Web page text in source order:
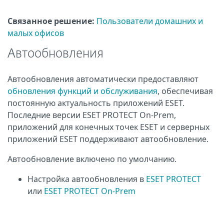
Связанное решение: Пользователи домашних и
малых офисов
Автообновления
Автообновления автоматически предоставляют
обновления функций и обслуживания, обеспечивая
постоянную актуальность приложений ESET.
Последние версии ESET PROTECT On-Prem,
приложений для конечных точек ESET и серверных
приложений ESET поддерживают автообновление.
Автообновление включено по умолчанию.
Настройка автообновления в ESET PROTECT
или ESET PROTECT On-Prem